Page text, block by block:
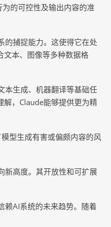
的可控性及输出内容的准
的捕捉能力。这使得它在处
文本、图像等多种数据格
本生成、机器翻译等基础任
解，Claude能够提供更为精
型生成有害或偏颇内容的风
新高度。其开放性和可扩展
赖AI系统的未来趋势。随着